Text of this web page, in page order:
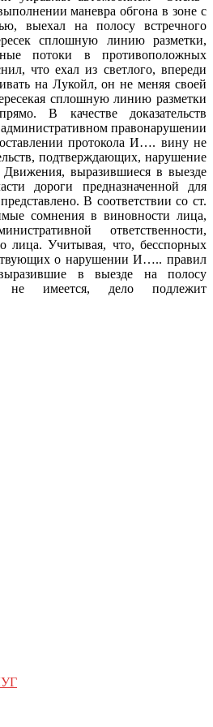
маневра обгона в зоне с
выехал на полосу встречного
сплошную линию разметки,
потоки в противоположных
что ехал из светлого, впереди
на Лукойл, он не меняя своей
сплошную линию разметки
В качестве доказательств
правонарушении
протокола И…. вину не
подтверждающих, нарушение
выразившиеся в выезде
дороги предназначенной для
В соответствии со ст.
сомнения в виновности лица,
ответственности,
лица. Учитывая, что, бесспорных
о нарушении И….. правил
в выезде на полосу
не имеется, дело подлежит